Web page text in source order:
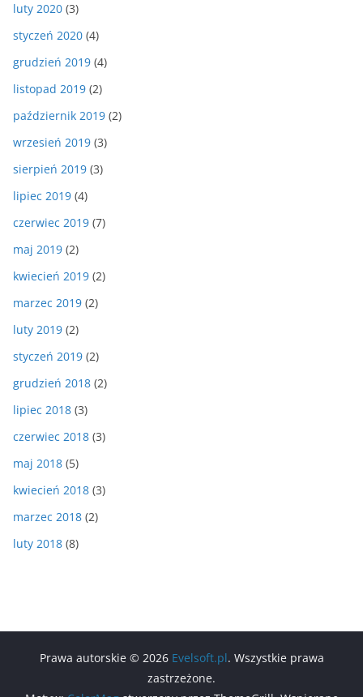
luty 2020 (3)
styczeń 2020 (4)
grudzień 2019 (4)
listopad 2019 (2)
październik 2019 (2)
wrzesień 2019 (3)
sierpień 2019 (3)
lipiec 2019 (4)
czerwiec 2019 (7)
maj 2019 (2)
kwiecień 2019 (2)
marzec 2019 (2)
luty 2019 (2)
styczeń 2019 (2)
grudzień 2018 (2)
lipiec 2018 (3)
czerwiec 2018 (3)
maj 2018 (5)
kwiecień 2018 (3)
marzec 2018 (2)
luty 2018 (8)
Prawa autorskie © 2026 Evelsoft.pl. Wszystkie prawa
zastrzeżone.